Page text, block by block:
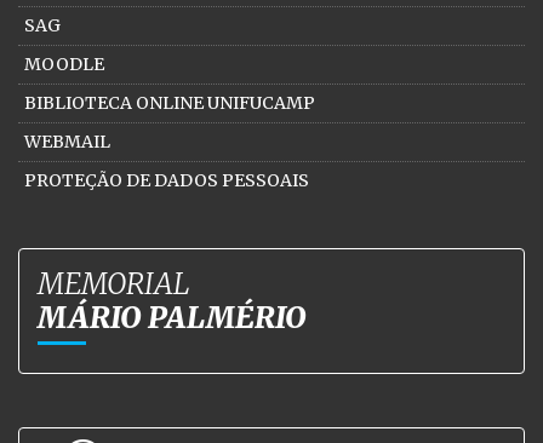
SAG
MOODLE
BIBLIOTECA ONLINE UNIFUCAMP
WEBMAIL
PROTEÇÃO DE DADOS PESSOAIS
MEMORIAL
MÁRIO PALMÉRIO